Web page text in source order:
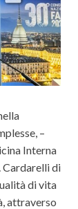
–
Interna
Cardarelli di
di vita
attraverso